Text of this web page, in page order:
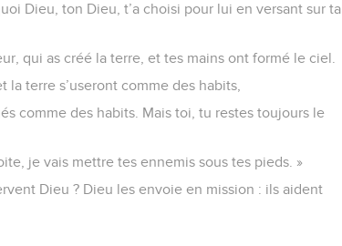
Dieu, ton Dieu, t’a choisi pour lui en versant sur ta
qui as créé la terre, et tes mains ont formé le ciel.
terre s’useront comme des habits,
comme des habits. Mais toi, tu restes toujours le
je vais mettre tes ennemis sous tes pieds. »
Dieu ? Dieu les envoie en mission : ils aident